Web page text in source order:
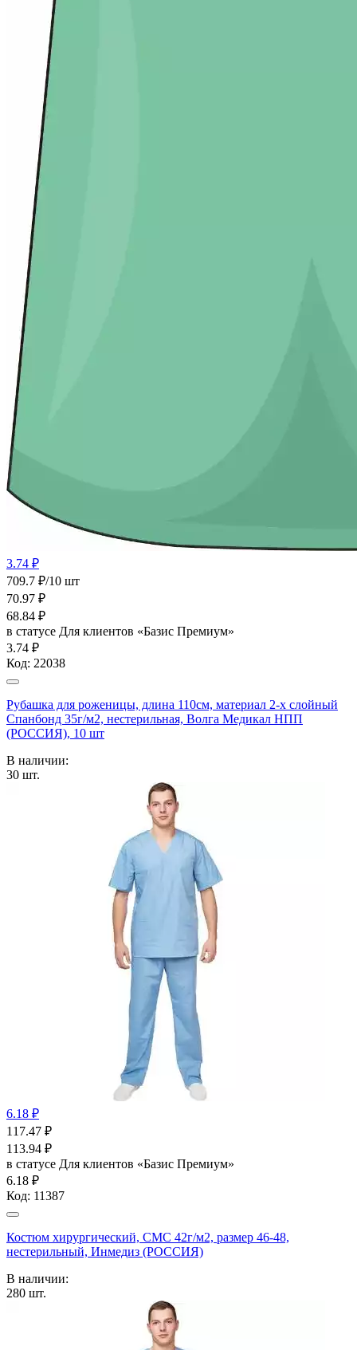
3.74 ₽
709.7 ₽/10 шт
70.97 ₽
68.84 ₽
в статусе Для клиентов «Базис Премиум»
3.74 ₽
Код: 22038
Рубашка для роженицы, длина 110см, материал 2-х слойный
Спанбонд 35г/м2, нестерильная, Волга Медикал НПП
(РОССИЯ), 10 шт
В наличии:
30 шт.
6.18 ₽
117.47 ₽
113.94 ₽
в статусе Для клиентов «Базис Премиум»
6.18 ₽
Код: 11387
Костюм хирургический, СМС 42г/м2, размер 46-48,
нестерильный, Инмедиз (РОССИЯ)
В наличии:
280 шт.